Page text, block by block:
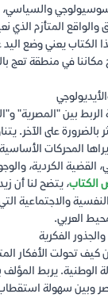
والسياسي،
المتأزم الذي
يعني وضع اليد
مكاننا في منطقة تعج
بين "المصرية"
بالضرورة على الآخر.
المحركات
القضية الكردية،
الكتاب، يتضح لنا أن
والاجتماعية
العربي.
الفكرية
كيف تحولت الأفكار
الوطنية. يربط المؤلف
وبين سهولة